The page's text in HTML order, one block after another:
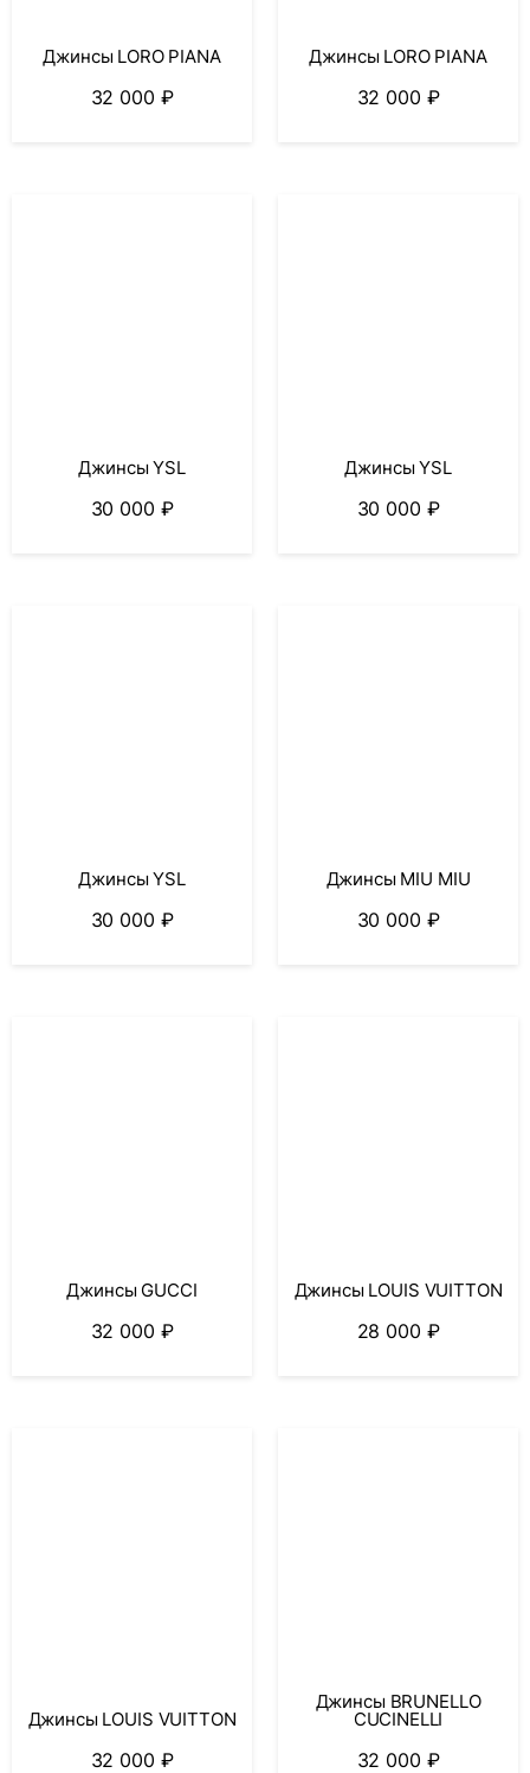
Джинсы LORO PIANA
32 000 ₽
Джинсы LORO PIANA
32 000 ₽
Джинсы YSL
30 000 ₽
Джинсы YSL
30 000 ₽
Джинсы YSL
30 000 ₽
Джинсы MIU MIU
30 000 ₽
Джинсы GUCCI
32 000 ₽
Джинсы LOUIS VUITTON
28 000 ₽
Джинсы LOUIS VUITTON
32 000 ₽
Джинсы BRUNELLO
CUCINELLI
32 000 ₽